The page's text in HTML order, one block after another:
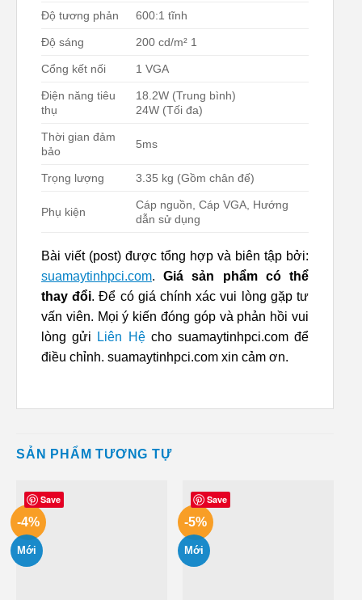
Độ tương phản 600:1 tĩnh
Độ sáng 200 cd/m² 1
Cổng kết nối 1 VGA
Điện năng tiêu
thụ
18.2W (Trung bình)
24W (Tối đa)
Thời gian đảm
bảo
5ms
Trọng lượng 3.35 kg (Gồm chân đế)
Phụ kiện
Cáp nguồn, Cáp VGA, Hướng
dẫn sử dụng
Bài viết (post) được tổng hợp và biên tập bởi:
suamaytinhpci.com.Giá sản phẩm có thể
thay đổi. Để có giá chính xác vui lòng gặp tư
vấn viên. Mọi ý kiến đóng góp và phản hồi vui
lòng gửi
Liên Hệcho suamaytinhpci.com để
điều chỉnh. suamaytinhpci.com xin cảm ơn.
SẢN PHẨM TƯƠNG TỰ
Save
-4%
Mới
Save
-5%
Mới